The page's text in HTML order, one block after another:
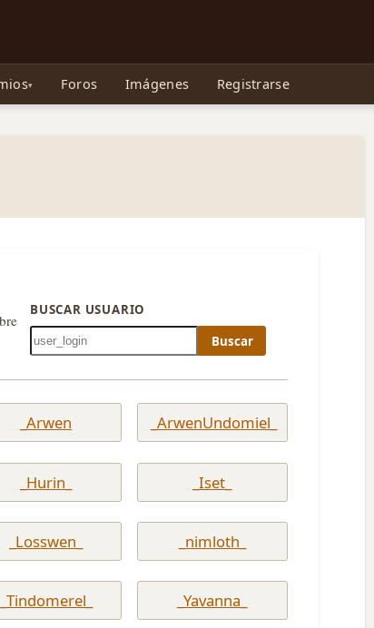
Foros Imágenes Registrarse
BUSCAR USUARIO
Buscar
_Arwen _ArwenUndomiel_
_Hurin_ _Iset_
_Losswen_ _nimloth_
_Tindomerel_ _Yavanna_